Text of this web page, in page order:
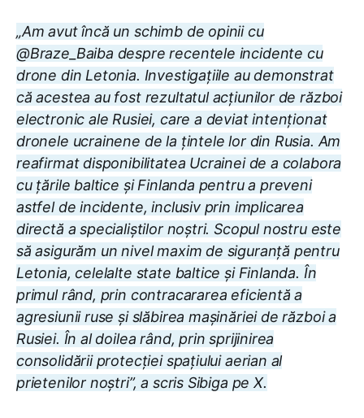
„Am avut încă un schimb de opinii cu
@Braze_Baiba despre recentele incidente cu
drone din Letonia. Investigațiile au demonstrat
că acestea au fost rezultatul acțiunilor de război
electronic ale Rusiei, care a deviat intenționat
dronele ucrainene de la țintele lor din Rusia. Am
reafirmat disponibilitatea Ucrainei de a colabora
cu țările baltice și Finlanda pentru a preveni
astfel de incidente, inclusiv prin implicarea
directă a specialiștilor noștri. Scopul nostru este
să asigurăm un nivel maxim de siguranță pentru
Letonia, celelalte state baltice și Finlanda. În
primul rând, prin contracararea eficientă a
agresiunii ruse și slăbirea mașinăriei de război a
Rusiei. În al doilea rând, prin sprijinirea
consolidării protecției spațiului aerian al
prietenilor noștri”, a scris Sibiga pe X.